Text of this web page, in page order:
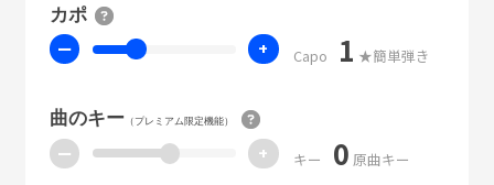
カポ
ー + Capo 1 ★簡単弾き
曲のキー（プレミアム限定機能）
ー + キー 0 原曲キー